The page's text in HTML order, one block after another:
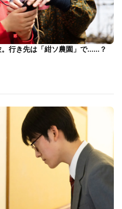
。行き先は「紺ソ農園」で……？